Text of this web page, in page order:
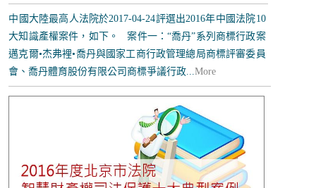
中國大陸最高人法院於2017-04-24評選出2016年中國法院10
大知識產權案件，如下。 案件一：“喬丹”系列商標行政案
邁克爾•杰弗裡•喬丹與國家工商行政管理總​​局商標評審委員
會、喬丹體育股份有限公司商標爭議行政...More